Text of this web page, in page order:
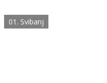
01. Svibanj